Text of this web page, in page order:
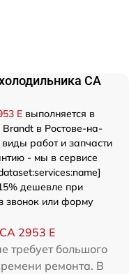
CA
E выполняется в
в Ростове-на-
работ и запчасти
- мы в сервисе
дешевле при
звонок или форму
2953 E
требует большого
ремонта. В